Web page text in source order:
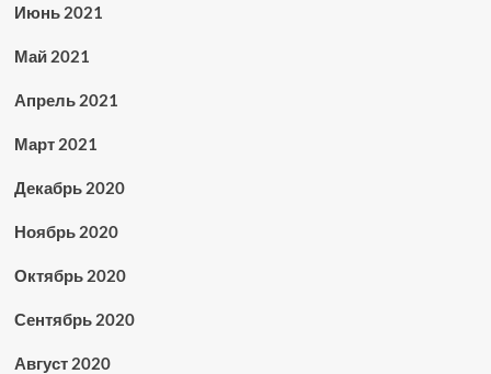
Июнь 2021
Май 2021
Апрель 2021
Март 2021
Декабрь 2020
Ноябрь 2020
Октябрь 2020
Сентябрь 2020
Август 2020